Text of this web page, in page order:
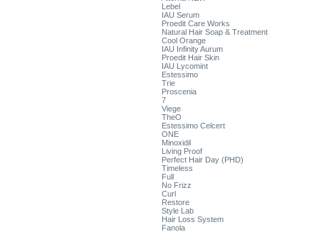
Lebel
IAU Serum
Proedit Care Works
Natural Hair Soap & Treatment
Cool Orange
IAU Infinity Aurum
Proedit Hair Skin
IAU Lycomint
Estessimo
Trie
Proscenia
7
Viege
TheO
Estessimo Celcert
ONE
Minoxidil
Living Proof
Perfect Hair Day (PHD)
Timeless
Full
No Frizz
Curl
Restore
Style Lab
Hair Loss System
Fanola